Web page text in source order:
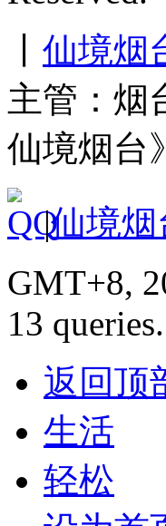
仙境烟
主管：烟
仙境烟台
|仙境烟
GMT+8,
13 queries.
返回顶
生活
轻松